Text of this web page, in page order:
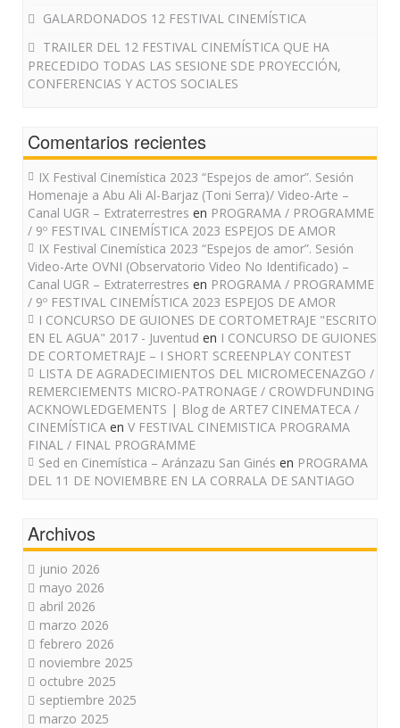
GALARDONADOS 12 FESTIVAL CINEMÍSTICA
TRAILER DEL 12 FESTIVAL CINEMÍSTICA QUE HA
PRECEDIDO TODAS LAS SESIONE SDE PROYECCIÓN,
CONFERENCIAS Y ACTOS SOCIALES
Comentarios recientes
IX Festival Cinemística 2023 “Espejos de amor”. Sesión
Homenaje a Abu Ali Al-Barjaz (Toni Serra)/ Video-Arte –
Canal UGR – Extraterrestres en PROGRAMA / PROGRAMME
/ 9º FESTIVAL CINEMÍSTICA 2023 ESPEJOS DE AMOR
IX Festival Cinemística 2023 “Espejos de amor”. Sesión
Video-Arte OVNI (Observatorio Video No Identificado) –
Canal UGR – Extraterrestres en PROGRAMA / PROGRAMME
/ 9º FESTIVAL CINEMÍSTICA 2023 ESPEJOS DE AMOR
I CONCURSO DE GUIONES DE CORTOMETRAJE "ESCRITO
EN EL AGUA" 2017 - Juventud en I CONCURSO DE GUIONES
DE CORTOMETRAJE – I SHORT SCREENPLAY CONTEST
LISTA DE AGRADECIMIENTOS DEL MICROMECENAZGO /
REMERCIEMENTS MICRO-PATRONAGE / CROWDFUNDING
ACKNOWLEDGEMENTS | Blog de ARTE7 CINEMATECA /
CINEMÍSTICA en V FESTIVAL CINEMISTICA PROGRAMA
FINAL / FINAL PROGRAMME
Sed en Cinemística – Aránzazu San Ginés en PROGRAMA
DEL 11 DE NOVIEMBRE EN LA CORRALA DE SANTIAGO
Archivos
junio 2026
mayo 2026
abril 2026
marzo 2026
febrero 2026
noviembre 2025
octubre 2025
septiembre 2025
marzo 2025